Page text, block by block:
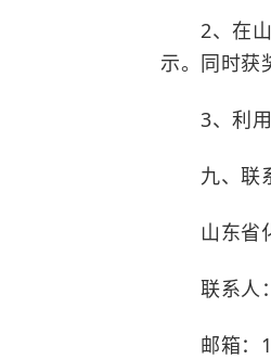
2、在山
示。同时获
3、利用
九、联
山东省化
联系人：
邮箱：